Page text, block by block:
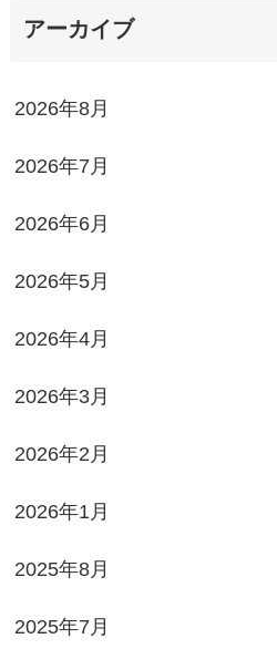
アーカイブ
2026年8月
2026年7月
2026年6月
2026年5月
2026年4月
2026年3月
2026年2月
2026年1月
2025年8月
2025年7月